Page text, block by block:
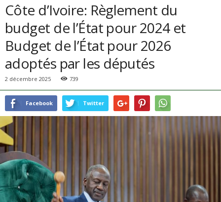
Côte d’Ivoire: Règlement du
budget de l’État pour 2024 et
Budget de l’État pour 2026
adoptés par les députés
2 décembre 2025 739
Facebook Twitter